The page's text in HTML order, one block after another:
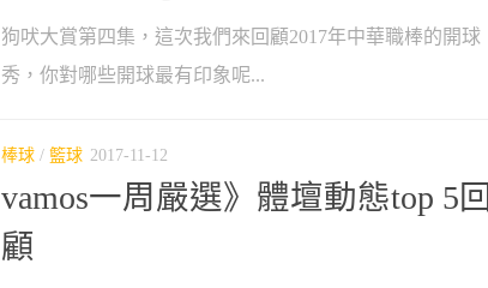
狗吠大賞第四集，這次我們來回顧2017年中華職棒的開球
秀，你對哪些開球最有印象呢...
棒球 / 籃球 2017-11-12
vamos一周嚴選》體壇動態top 5回
顧